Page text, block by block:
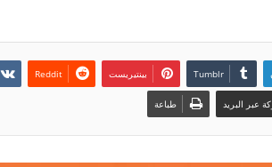
بينتيريست
عبر البريد طباعة